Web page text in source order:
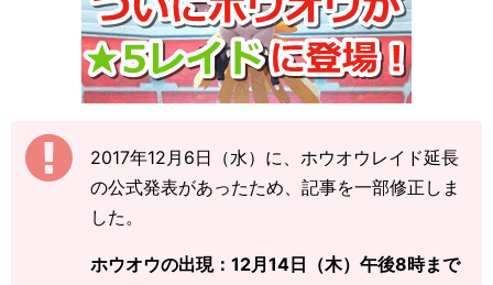
2017年12月6日（水）に、ホウオウレイド延長
の公式発表があったため、記事を一部修正しま
した。
ホウオウの出現：12月14日（木）午後8時まで